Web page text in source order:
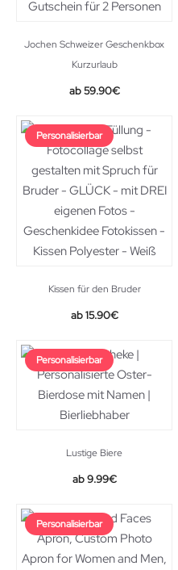
Jochen Schweizer Geschenkbox
Kurzurlaub
59.90€
Personalisierbar
Kissen für den Bruder
15.90€
Personalisierbar
Lustige Biere
9.99€
Personalisierbar